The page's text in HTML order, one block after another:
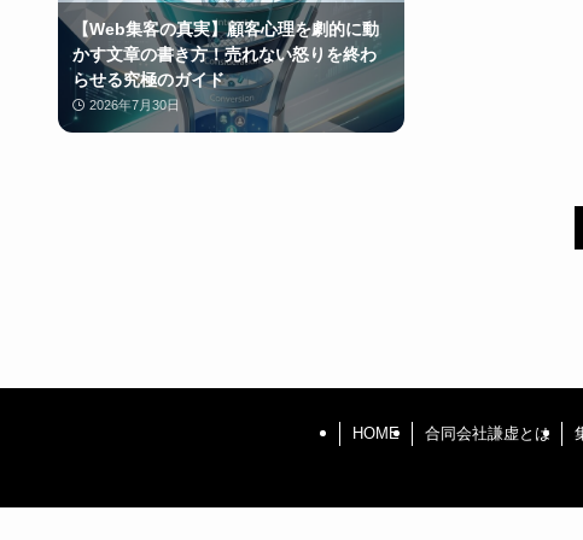
【Web集客の真実】顧客心理を劇的に動
かす文章の書き方！売れない怒りを終わ
らせる究極のガイド
2026年7月30日
HOME 合同会社謙虚とは